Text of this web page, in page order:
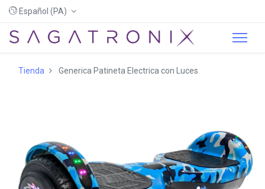
Español (PA)
Tienda Generica Patineta Electrica con Luces